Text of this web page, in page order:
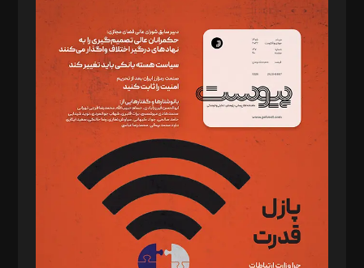
مدیر مسئول: محمدباقر اثنی‌عشری
سردبیر: مهرک محمودی
دبیر تحریریه: میثم قاسمی
د‌بیر ناداستان: سمانه سمیع
د‌بیر خدمت و تجارت: ابوالفضل رجبی
د‌بیر حقوق فناوری: حسام‌الدین ایپکچی
د‌بیر پیوست جهان: مینا پاکدل
د‌بیر تحریریه آنلاین: بابک نقاش
تحریریه‌: مجتبی محمود‌ی، آرش برهمند، یسنا امان‌پور، سروش کرمیان،
مصطفی مسجدی آرانی، ابوالفضل رجبی، زهرا فکرانه، فائزه فتحی
رستمی،مصطفی باستان
ویرایش: نگار استاد‌‌آقا